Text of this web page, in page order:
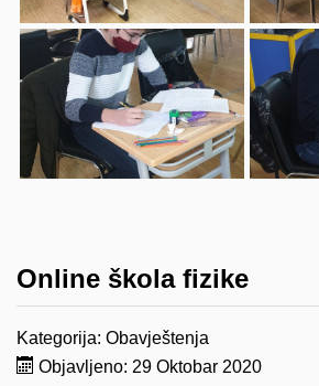
Online škola fizike
Kategorija: Obavještenja
Objavljeno: 29 Oktobar 2020